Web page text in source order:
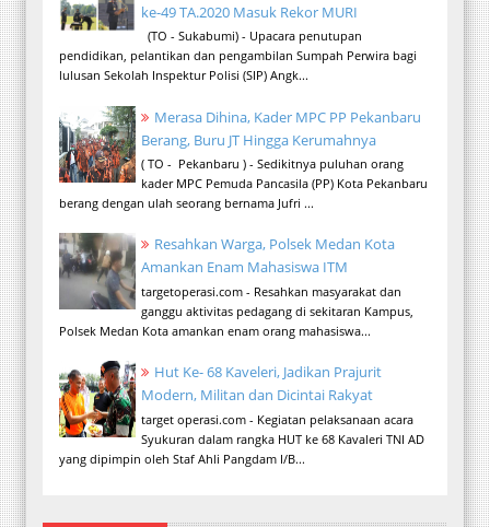
ke-49 TA.2020 Masuk Rekor MURI
(TO - Sukabumi) - Upacara penutupan
pendidikan, pelantikan dan pengambilan Sumpah Perwira bagi
lulusan Sekolah Inspektur Polisi (SIP) Angk...
Merasa Dihina, Kader MPC PP Pekanbaru
Berang, Buru JT Hingga Kerumahnya
( TO - Pekanbaru ) - Sedikitnya puluhan orang
kader MPC Pemuda Pancasila (PP) Kota Pekanbaru
berang dengan ulah seorang bernama Jufri ...
Resahkan Warga, Polsek Medan Kota
Amankan Enam Mahasiswa ITM
targetoperasi.com - Resahkan masyarakat dan
ganggu aktivitas pedagang di sekitaran Kampus,
Polsek Medan Kota amankan enam orang mahasiswa...
Hut Ke- 68 Kaveleri, Jadikan Prajurit
Modern, Militan dan Dicintai Rakyat
target operasi.com - Kegiatan pelaksanaan acara
Syukuran dalam rangka HUT ke 68 Kavaleri TNI AD
yang dipimpin oleh Staf Ahli Pangdam I/B...